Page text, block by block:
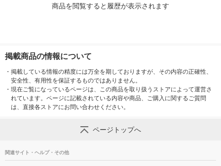
商品を閲覧すると履歴が表示されます
掲載商品の情報について
・ 掲載している情報の精度には万全を期しておりますが、その内容の正確性、
安全性、有用性を保証するものではありません。
・ 現在ご覧になっているページは、この商品を取り扱うストアによって運営さ
れています。ページに記載されている内容や商品、ご購入に関するご質問
は、直接各ストアにお問い合わせください。
ページトップへ
関連サイト・ヘルプ・その他